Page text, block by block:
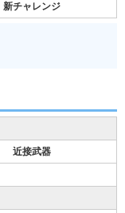
新チャレンジ
近接武器